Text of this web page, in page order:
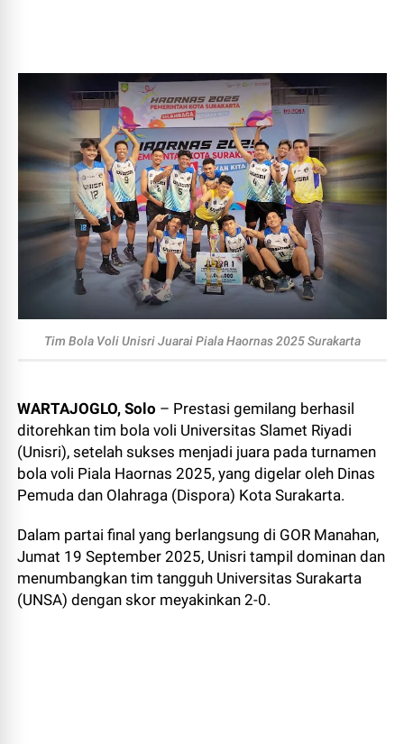
Tim Bola Voli Unisri Juarai Piala Haornas 2025 Surakarta
WARTAJOGLO, Solo – Prestasi gemilang berhasil
ditorehkan tim bola voli Universitas Slamet Riyadi
(Unisri), setelah sukses menjadi juara pada turnamen
bola voli Piala Haornas 2025, yang digelar oleh Dinas
Pemuda dan Olahraga (Dispora) Kota Surakarta.
Dalam partai final yang berlangsung di GOR Manahan,
Jumat 19 September 2025, Unisri tampil dominan dan
menumbangkan tim tangguh Universitas Surakarta
(UNSA) dengan skor meyakinkan 2-0.